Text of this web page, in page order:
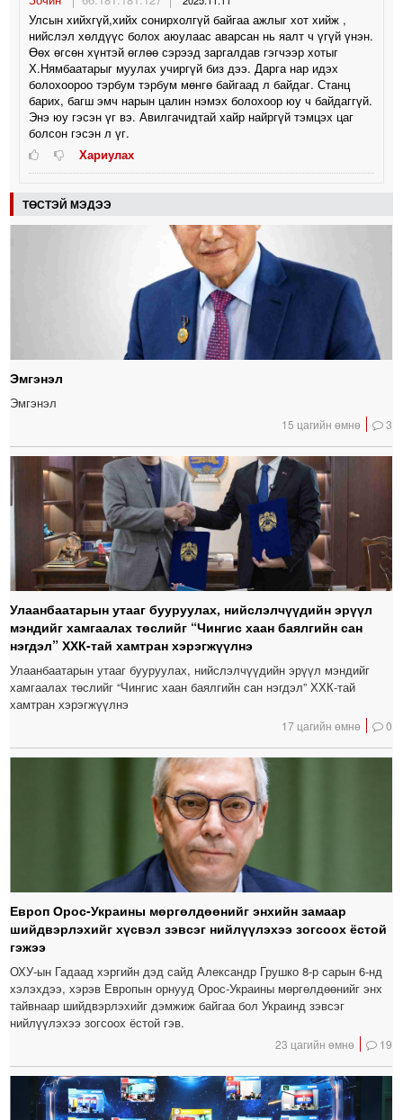
Улсын хийхгүй,хийх сонирхолгүй байгаа ажлыг хот хийж ,
нийслэл хөлдүүс болох аюулаас аварсан нь яалт ч үгүй үнэн.
Өөх өгсөн хүнтэй өглөө сэрээд заргалдав гэгчээр хотыг
Х.Нямбаатарыг муулах учиргүй биз дээ. Дарга нар идэх
болохоороо тэрбум тэрбум мөнгө байгаад л байдаг. Станц
барих, багш эмч нарын цалин нэмэх болохоор юу ч байдаггүй.
Энэ юу гэсэн үг вэ. Авилгачидтай хайр найргүй тэмцэх цаг
болсон гэсэн л үг.
Хариулах
ТӨСТЭЙ МЭДЭЭ
Эмгэнэл
Эмгэнэл
15 цагийн өмнө 3
Улаанбаатарын утааг бууруулах, нийслэлчүүдийн эрүүл
мэндийг хамгаалах төслийг “Чингис хаан баялгийн сан
нэгдэл” ХХК-тай хамтран хэрэгжүүлнэ
Улаанбаатарын утааг бууруулах, нийслэлчүүдийн эрүүл мэндийг
хамгаалах төслийг “Чингис хаан баялгийн сан нэгдэл” ХХК-тай
хамтран хэрэгжүүлнэ
17 цагийн өмнө 0
Европ Орос-Украины мөргөлдөөнийг энхийн замаар
шийдвэрлэхийг хүсвэл зэвсэг нийлүүлэхээ зогсоох ёстой
гэжээ
ОХУ-ын Гадаад хэргийн дэд сайд Александр Грушко 8-р сарын 6-нд
хэлэхдээ, хэрэв Европын орнууд Орос-Украины мөргөлдөөнийг энх
тайвнаар шийдвэрлэхийг дэмжиж байгаа бол Украинд зэвсэг
нийлүүлэхээ зогсоох ёстой гэв.
23 цагийн өмнө 19